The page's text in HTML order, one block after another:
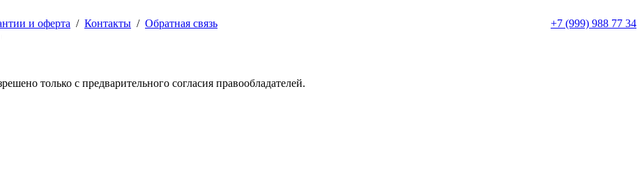
+7 (999) 988 77 34
и оферта / Контакты / Обратная связь
только с предварительного согласия правообладателей.